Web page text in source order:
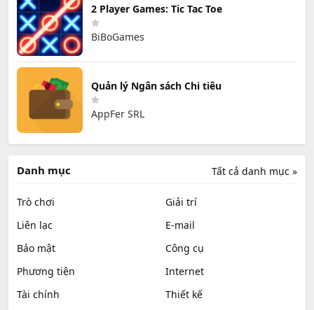
2 Player Games: Tic Tac Toe
BiBoGames
Quản lý Ngân sách Chi tiêu
AppFer SRL
Tất cả danh mục »
Danh mục
Trò chơi
Giải trí
Liên lạc
E-mail
Bảo mật
Công cụ
Phương tiện
Internet
Tài chính
Thiết kế